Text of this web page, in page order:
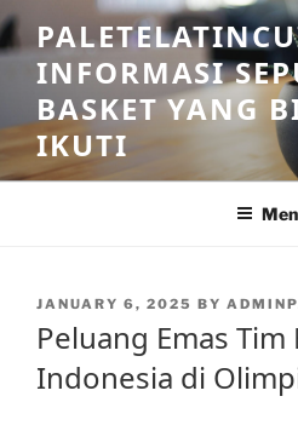
Skip
to
contentINFORMASI
BASKET YANG
IKUTI
POSTED
JANUARY 6, 2025 BY
Peluang Emas Tim
Indonesia di